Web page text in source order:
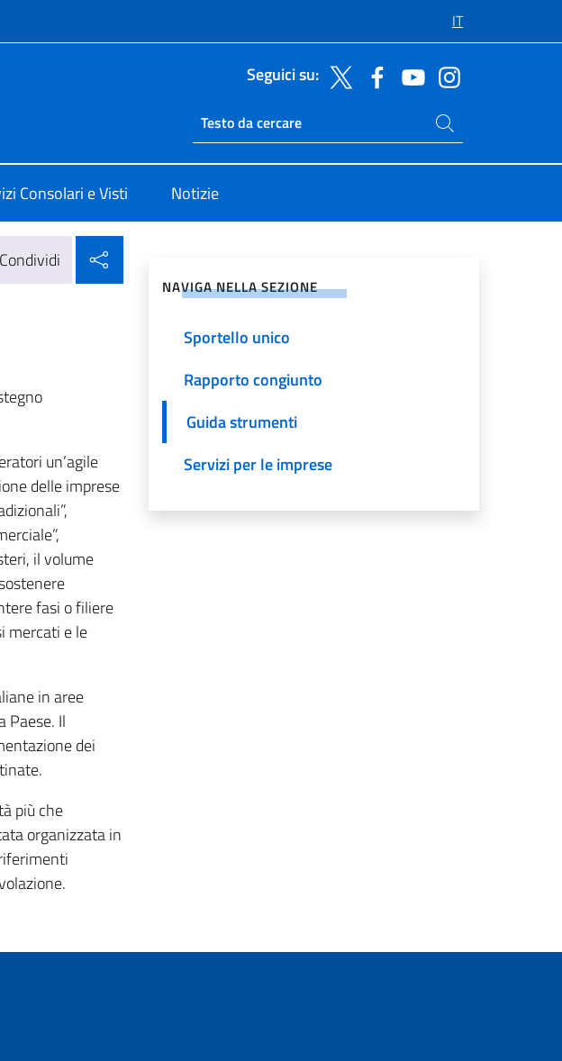
IT
Seguici su:
Ricerca sito live
Cerca nel sito
Consolari e Visti Notizie
Condividi
un’agile
delle imprese
il volume
fasi o filiere
mercati e le
in aree
Paese. Il
dei
più che
organizzata in
NAVIGA NELLA SEZIONE
Sportello unico
Rapporto congiunto
Guida strumenti
Servizi per le imprese